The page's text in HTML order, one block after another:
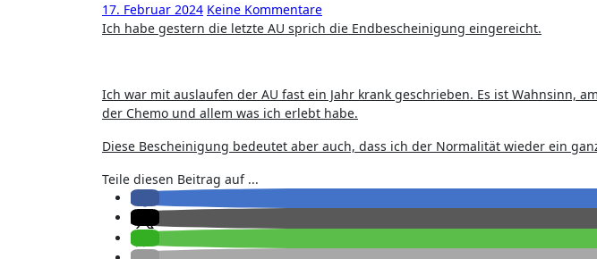
17. Februar 2024 Keine Kommentare
Ich habe gestern die letzte AU sprich die Endbescheinigung eingereicht.
Ich war mit auslaufen der AU fast ein Jahr krank geschrieben. Es ist Wahnsinn,
der Chemo und allem was ich erlebt habe.
Diese Bescheinigung bedeutet aber auch, dass ich der Normalität wieder ein
Teile diesen Beitrag auf ...